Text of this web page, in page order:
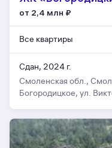
от 2,4 млн ₽
Все квартиры
Сдан, 2024 г.
Смоленская обл.,
Богородицкое, ул.